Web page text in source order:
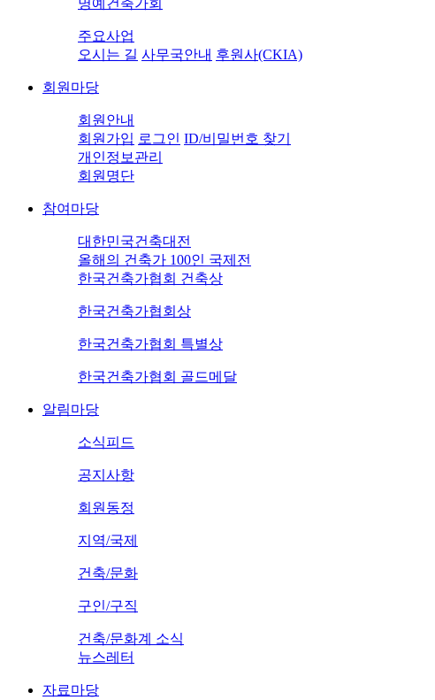
주요사업
오시는 길 사무국안내 후원사(CKIA)
회원마당
회원안내
회원가입 로그인 ID/비밀번호 찾기
개인정보관리
회원명단
참여마당
대한민국건축대전
올해의 건축가 100인 국제전
한국건축가협회 건축상
한국건축가협회상
한국건축가협회 특별상
한국건축가협회 골드메달
알림마당
소식피드
공지사항
회원동정
지역/국제
건축/문화
구인/구직
건축/문화계 소식
뉴스레터
자료마당